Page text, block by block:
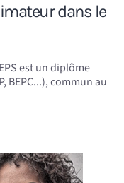
dans le
est un diplôme
BEPC...), commun au